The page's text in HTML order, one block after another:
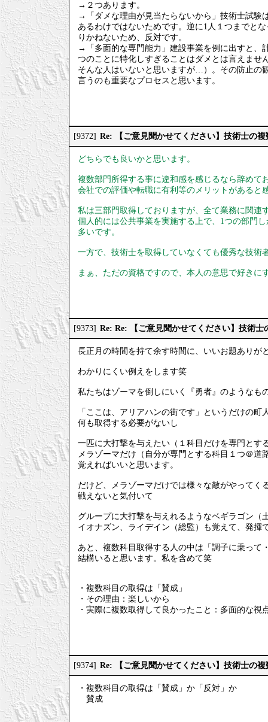
→２つあります。
→「ダメな理由が見当たらないから」技術士試験
あるわけではないためです。逆に1人１つまでと
りかねないため、反対です。
→「多面的な専門能力」建設事業を例に出すと、
つのことに特化しすぎることはダメとは言えませ
そんな人はいないと思いますが…）。その防止の
言うのも重要なプロセスと思います。
[9372] Re: 【ご意見聞かせてください】技術士の
どちらでも良いかと思います。
複数部門所得する事に違和感を感じるなら辞めて
会社での評価や転職に有利等のメリットがあると
私は三部門取得しておりますが、全て業務に関連
個人的には公共事業を実施する上で、1つの部門
多いです。
一方で、技術士を取得していなくても優秀な技術
まぁ、ただの資格ですので、本人の意思で好きに
[9373] Re: Re: 【ご意見聞かせてください】技術士
長正月の時間を持て余す時間に、いいお題ありが
わかりにくい例えをします笑
私たちはゾーマを倒しにいく『勇者』のようなも
「ここは、アリアハンの街です」というだけの町
何も取得する必要がないし
一匹に大打撃を与えたい（１科目だけを専門とす
メラゾーマだけ（自分が専門とする科目１つ＠道
覚えればいいと思います。
だけど、メラゾーマだけでは様々な敵がやってく
戦えないと気付いて
グループに大打撃を与えれるようなベギラゴン（
イオナズン、ライデイン（総監）も覚えて、発揮
あと、複数科目取得する人の中は「調子に乗って
結構いると思います。私を含めて笑
・複数科目の取得は「賛成」
・その理由：楽しいから
・実際に複数取得して良かったこと：多面的な視
[9374] Re: 【ご意見聞かせてください】技術士の
・複数科目の取得は「賛成」か「反対」か
賛成